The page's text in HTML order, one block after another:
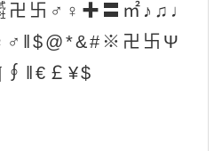
卐♂♀✚〓㎡♪♫♩
卍卐Ψ
￡¥$